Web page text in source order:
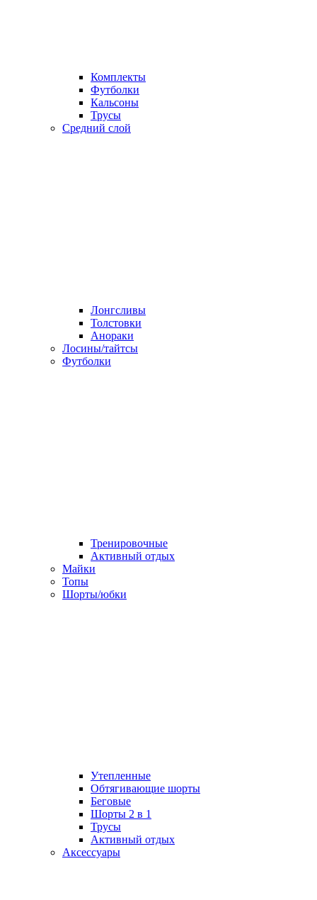
Комплекты
Футболки
Кальсоны
Трусы
Средний слой
Лонгсливы
Толстовки
Анораки
Лосины/тайтсы
Футболки
Тренировочные
Активный отдых
Майки
Топы
Шорты/юбки
Утепленные
Обтягивающие шорты
Беговые
Шорты 2 в 1
Трусы
Активный отдых
Аксессуары